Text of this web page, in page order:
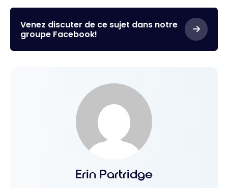
Venez discuter de ce sujet dans notre
groupe Facebook!
Erin Partridge